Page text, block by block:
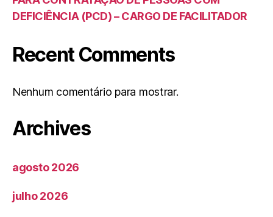
DEFICIÊNCIA (PCD) – CARGO DE FACILITADOR
Recent Comments
Nenhum comentário para mostrar.
Archives
agosto 2026
julho 2026